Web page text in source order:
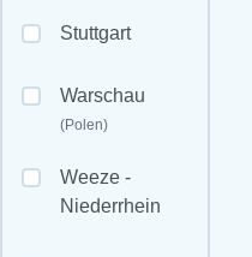
Stuttgart
Warschau
(Polen)
Weeze -
Niederrhein